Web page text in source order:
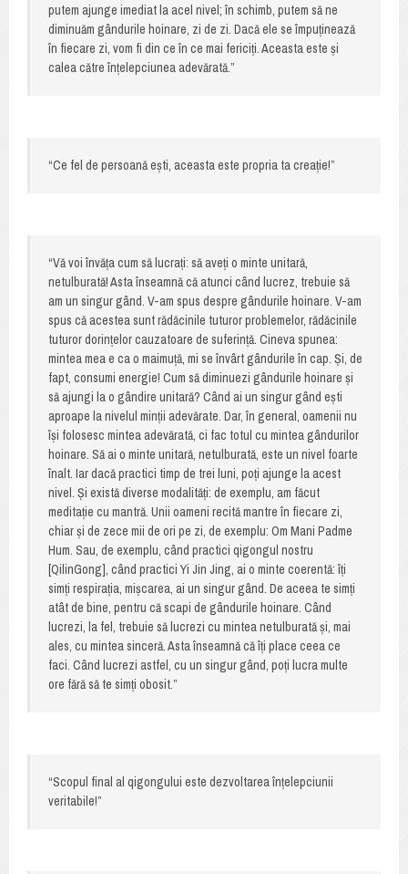
putem ajunge imediat la acel nivel; în schimb, putem să ne
diminuăm gândurile hoinare, zi de zi. Dacă ele se împuținează
în fiecare zi, vom fi din ce în ce mai fericiți. Aceasta este și
calea către înțelepciunea adevărată.”
“Ce fel de persoană ești, aceasta este propria ta creație!”
“Vă voi învăța cum să lucrați: să aveți o minte unitară,
netulburată! Asta înseamnă că atunci când lucrez, trebuie să
am un singur gând. V-am spus despre gândurile hoinare. V-am
spus că acestea sunt rădăcinile tuturor problemelor, rădăcinile
tuturor dorințelor cauzatoare de suferință. Cineva spunea:
mintea mea e ca o maimuță, mi se învârt gândurile în cap. Și, de
fapt, consumi energie! Cum să diminuezi gândurile hoinare și
să ajungi la o gândire unitară? Când ai un singur gând ești
aproape la nivelul minții adevărate. Dar, în general, oamenii nu
își folosesc mintea adevărată, ci fac totul cu mintea gândurilor
hoinare. Să ai o minte unitară, netulburată, este un nivel foarte
înalt. Iar dacă practici timp de trei luni, poți ajunge la acest
nivel. Și există diverse modalități: de exemplu, am făcut
meditație cu mantră. Unii oameni recită mantre în fiecare zi,
chiar și de zece mii de ori pe zi, de exemplu: Om Mani Padme
Hum. Sau, de exemplu, când practici qigongul nostru
[QilinGong], când practici Yi Jin Jing, ai o minte coerentă: îți
simți respirația, mișcarea, ai un singur gând. De aceea te simți
atât de bine, pentru că scapi de gândurile hoinare. Când
lucrezi, la fel, trebuie să lucrezi cu mintea netulburată și, mai
ales, cu mintea sinceră. Asta înseamnă că îți place ceea ce
faci. Când lucrezi astfel, cu un singur gând, poți lucra multe
ore fără să te simți obosit.”
“Scopul final al qigongului este dezvoltarea înțelepciunii
veritabile!”